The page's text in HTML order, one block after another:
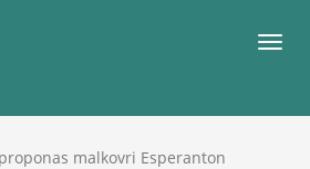
malkovri Esperanton